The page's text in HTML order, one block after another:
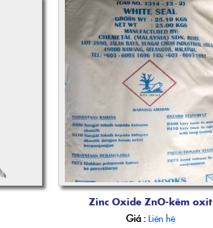
Zinc Oxide ZnO-kẽm oxit
Giá : Liên hệ